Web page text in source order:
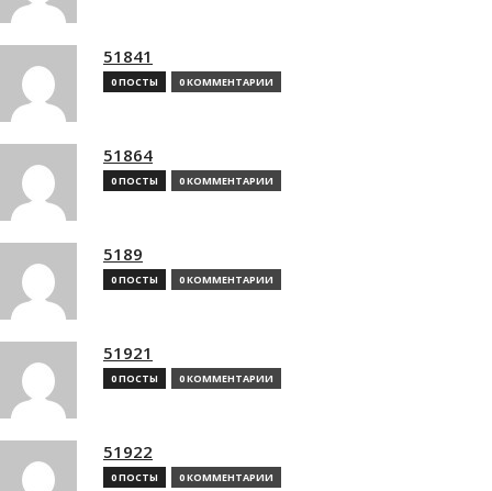
51841
0 ПОСТЫ 0 КОММЕНТАРИИ
51864
0 ПОСТЫ 0 КОММЕНТАРИИ
5189
0 ПОСТЫ 0 КОММЕНТАРИИ
51921
0 ПОСТЫ 0 КОММЕНТАРИИ
51922
0 ПОСТЫ 0 КОММЕНТАРИИ